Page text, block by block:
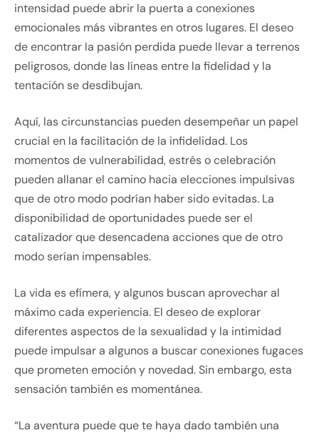
intensidad puede abrir la puerta a conexiones
emocionales más vibrantes en otros lugares. El deseo
de encontrar la pasión perdida puede llevar a terrenos
peligrosos, donde las líneas entre la fidelidad y la
tentación se desdibujan.
Aquí, las circunstancias pueden desempeñar un papel
crucial en la facilitación de la infidelidad. Los
momentos de vulnerabilidad, estrés o celebración
pueden allanar el camino hacia elecciones impulsivas
que de otro modo podrían haber sido evitadas. La
disponibilidad de oportunidades puede ser el
catalizador que desencadena acciones que de otro
modo serían impensables.
La vida es efímera, y algunos buscan aprovechar al
máximo cada experiencia. El deseo de explorar
diferentes aspectos de la sexualidad y la intimidad
puede impulsar a algunos a buscar conexiones fugaces
que prometen emoción y novedad. Sin embargo, esta
sensación también es momentánea.
“La aventura puede que te haya dado también una